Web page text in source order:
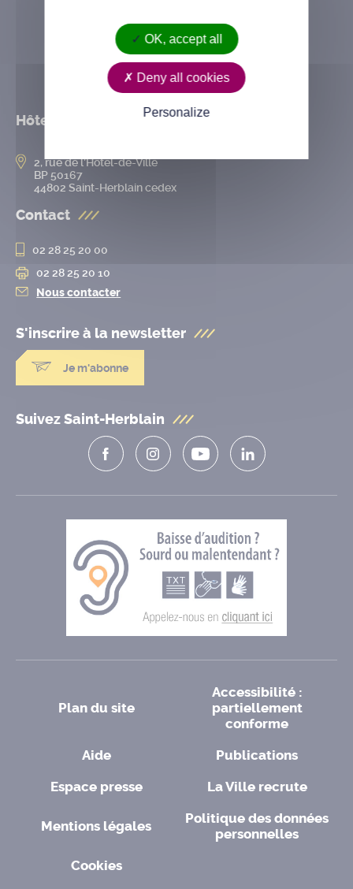
Hôtel de ville
2, rue de l’Hôtel-de-Ville
BP 50167
44802 Saint-Herblain cedex
Contact
02 28 25 20 00
02 28 25 20 10
Nous contacter
S'inscrire à la newsletter
Je m'abonne
Suivez Saint-Herblain
Plan du site
Accessibilité :
partiellement
conforme
Aide
Publications
Espace presse
La Ville recrute
Mentions légales
Politique des données
personnelles
Cookies
OK, accept all
Deny all cookies
Personalize